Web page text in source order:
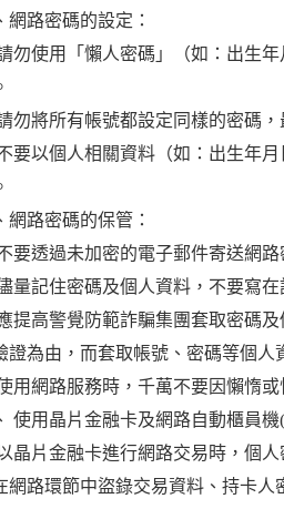
網路密碼的設定：
勿使用「懶人密碼」（如：出生
勿將所有帳號都設定同樣的密碼
要以個人相關資料（如：出生年
網路密碼的保管：
要透過未加密的電子郵件寄送網
量記住密碼及個人資料，不要寫
提高警覺防範詐騙集團套取密碼
證為由，而套取帳號、密碼等個人
用網路服務時，千萬不要因懶惰
使用晶片金融卡及網路自動櫃員機
晶片金融卡進行網路交易時，個
網路環節中盜錄交易資料、持卡人